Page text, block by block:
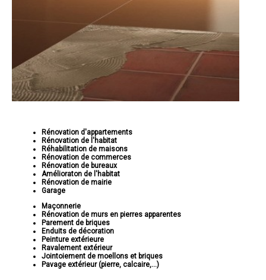
Rénovation d'appartements
Rénovation de l'habitat
Réhabilitation de maisons
Rénovation de commerces
Rénovation de bureaux
Amélioraton de l'habitat
Rénovation de mairie
Garage
Maçonnerie
Rénovation de murs en pierres apparentes
Parement de briques
Enduits de décoration
Peinture extérieure
Ravalement extérieur
Jointoiement de moellons et briques
Pavage extérieur (pierre, calcaire,...)